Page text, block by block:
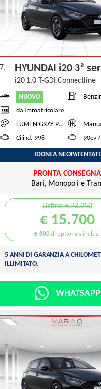
7. HYUNDAI i20 3ª
i20 1.0 T-GDI Connectline
NUOVO
da Immatricolare
LUMEN GRAY PEARL + BLACK ROOF
Cilind. 998
90cv
IDONEA NEOPATENTATI
PRONTA CONSEGNA
Bari, Monopoli e
Listino € 23.050
€ 15.700
€ 800 di optionals inclusi
5 ANNI DI GARANZIA A
ILLIMITATO.
WHATSAPP